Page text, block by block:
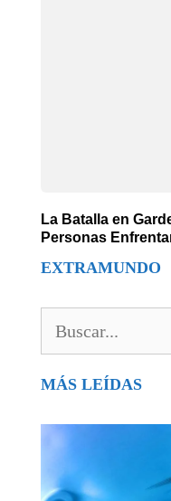
La Batalla en
Personas
EXTRAMUNDO
MÁS LEÍDAS